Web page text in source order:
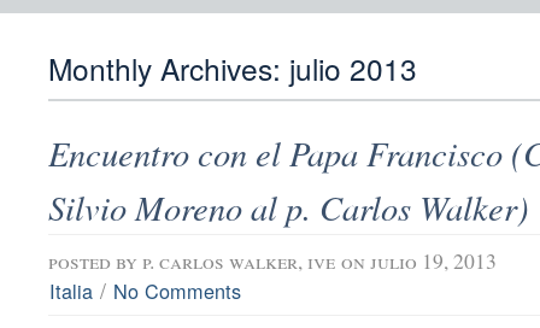
Monthly Archives: julio 2013
Encuentro con el Papa Francisco
Silvio Moreno al p. Carlos Walker)
posted by p. carlos walker, ive on julio 19, 2013
Italia / No Comments